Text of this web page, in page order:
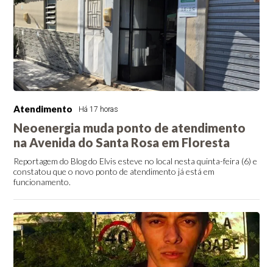
Atendimento Há 17 horas
Neoenergia muda ponto de atendimento
na Avenida do Santa Rosa em Floresta
Reportagem do Blog do Elvis esteve no local nesta quinta-feira (6) e
constatou que o novo ponto de atendimento já está em
funcionamento.